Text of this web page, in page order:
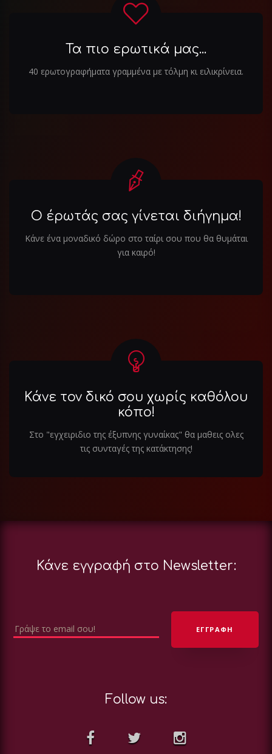
Τα πιο ερωτικά μας...
40 ερωτογραφήματα γραμμένα με τόλμη κι ειλικρίνεια.
Ο έρωτάς σας γίνεται διήγημα!
Κάνε ένα μοναδικό δώρο στο ταίρι σου που θα θυμάται
για καιρό!
Κάνε τον δικό σου χωρίς καθόλου
κόπο!
Στο "εγχειριδιο της έξυπνης γυναίκας" θα μαθεις ολες
τις συνταγές της κατάκτησης!
Κάνε εγγραφή στο Newsletter:
Follow us: